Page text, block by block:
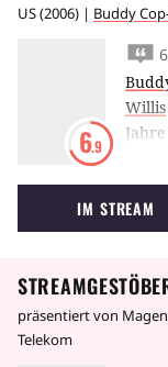
US(2006) | Buddy
6.9
Willis
IM STREAM
präsentiert von
Telekom